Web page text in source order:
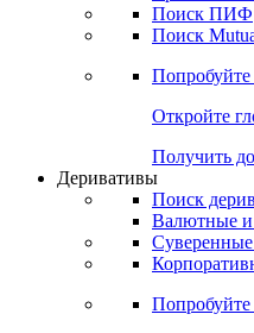
Поиск ПИФ
Поиск
Попробуйте
Откройте
Получить
Деривативы
Поиск
Валютные
Попробуйте